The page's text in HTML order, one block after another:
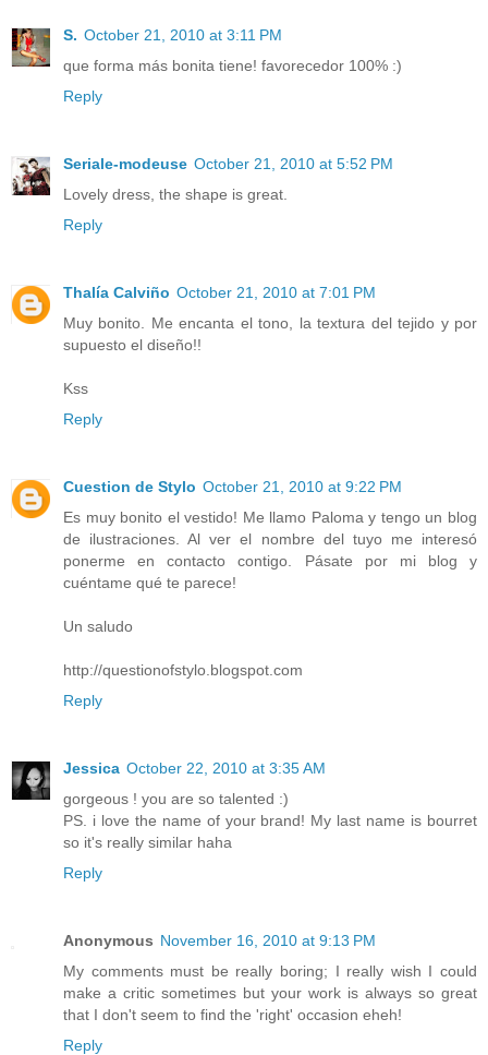
S. October 21, 2010 at 3:11 PM
que forma más bonita tiene! favorecedor 100% :)
Reply
Seriale-modeuse October 21, 2010 at 5:52 PM
Lovely dress, the shape is great.
Reply
Thalía Calviño October 21, 2010 at 7:01 PM
Muy bonito. Me encanta el tono, la textura del tejido y por
supuesto el diseño!!
Kss
Reply
Cuestion de Stylo October 21, 2010 at 9:22 PM
Es muy bonito el vestido! Me llamo Paloma y tengo un blog
de ilustraciones. Al ver el nombre del tuyo me interesó
ponerme en contacto contigo. Pásate por mi blog y
cuéntame qué te parece!
Un saludo
http://questionofstylo.blogspot.com
Reply
Jessica October 22, 2010 at 3:35 AM
gorgeous ! you are so talented :)
PS. i love the name of your brand! My last name is bourret
so it's really similar haha
Reply
Anonymous November 16, 2010 at 9:13 PM
My comments must be really boring; I really wish I could
make a critic sometimes but your work is always so great
that I don't seem to find the 'right' occasion eheh!
Reply